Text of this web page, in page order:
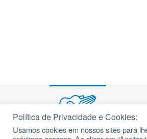
cancaonova.com© 2002 – 2026
Política de Privacidade e Cookies:
Usamos cookies em nossos sites para